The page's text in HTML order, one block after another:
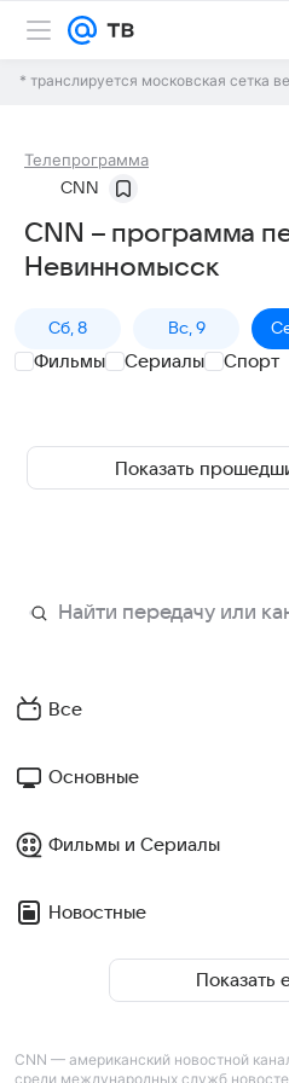
* транслируется московская сетка
Телепрограмма
CNN
CNN – программа
Невинномысск
Сб, 8 Вс, 9
Фильмы Сериалы Спорт
Показать
Все
Основные
Фильмы и Сериалы
Новостные
Показать
CNN — американский новостной
среди международных служб